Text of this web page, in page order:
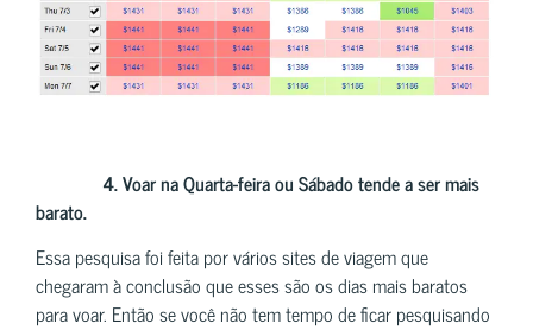
4. Voar na Quarta-feira ou Sábado tende a ser mais
barato.
Essa pesquisa foi feita por vários sites de viagem que
chegaram à conclusão que esses são os dias mais baratos
para voar. Então se você não tem tempo de ficar pesquisando